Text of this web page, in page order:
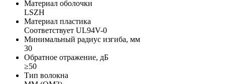
Материал оболочки
LSZH
Материал пластика
Соответствует UL94V-0
Минимальный радиус изгиба, мм
30
Обратное отражение, дБ
≥50
Тип волокна